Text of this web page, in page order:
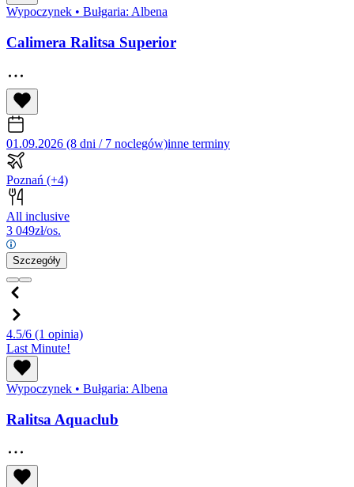
Wypoczynek • Bułgaria: Albena
Calimera Ralitsa Superior
01.09.2026 (8 dni / 7 noclegów)inne terminy
Poznań (+4)
All inclusive
3 049zł/os.
Szczegóły
4.5/6 (1 opinia)
Last Minute!
Wypoczynek • Bułgaria: Albena
Ralitsa Aquaclub